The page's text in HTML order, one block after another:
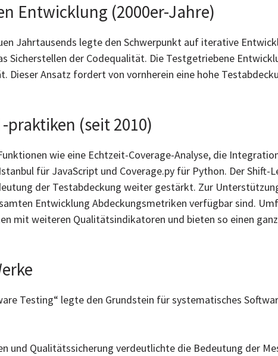
Entwicklung (2000er-Jahre)
Jahrtausends legte den Schwerpunkt auf iterative
der Codequalität. Die Testgetriebene
Dieser Ansatz fordert von vornherein eine hohe
(seit 2010)
wie eine Echtzeit-Coverage-Analyse, die
für JavaScript und Coverage.py für Python. Der
der Testabdeckung weiter gestärkt. Zur
Entwicklung Abdeckungsmetriken verfügbar sind.
mit weiteren Qualitätsindikatoren und bieten so einen
Testing“ legte den Grundstein für systematisches
und Qualitätssicherung verdeutlichte die Bedeutung der